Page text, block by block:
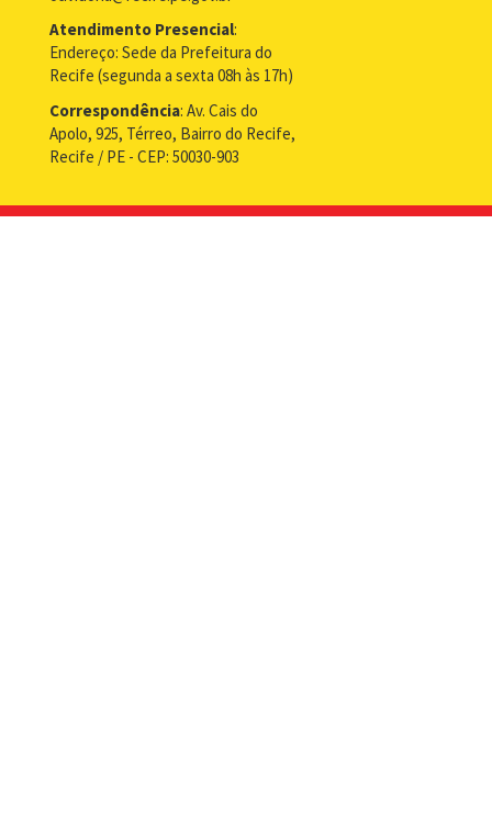
no
Sertão
Atendimento Presencial:
Endereço: Sede da Prefeitura do
Recife (segunda a sexta 08h às 17h)
Correspondência: Av. Cais do
Apolo, 925, Térreo, Bairro do Recife,
Recife / PE - CEP: 50030-903